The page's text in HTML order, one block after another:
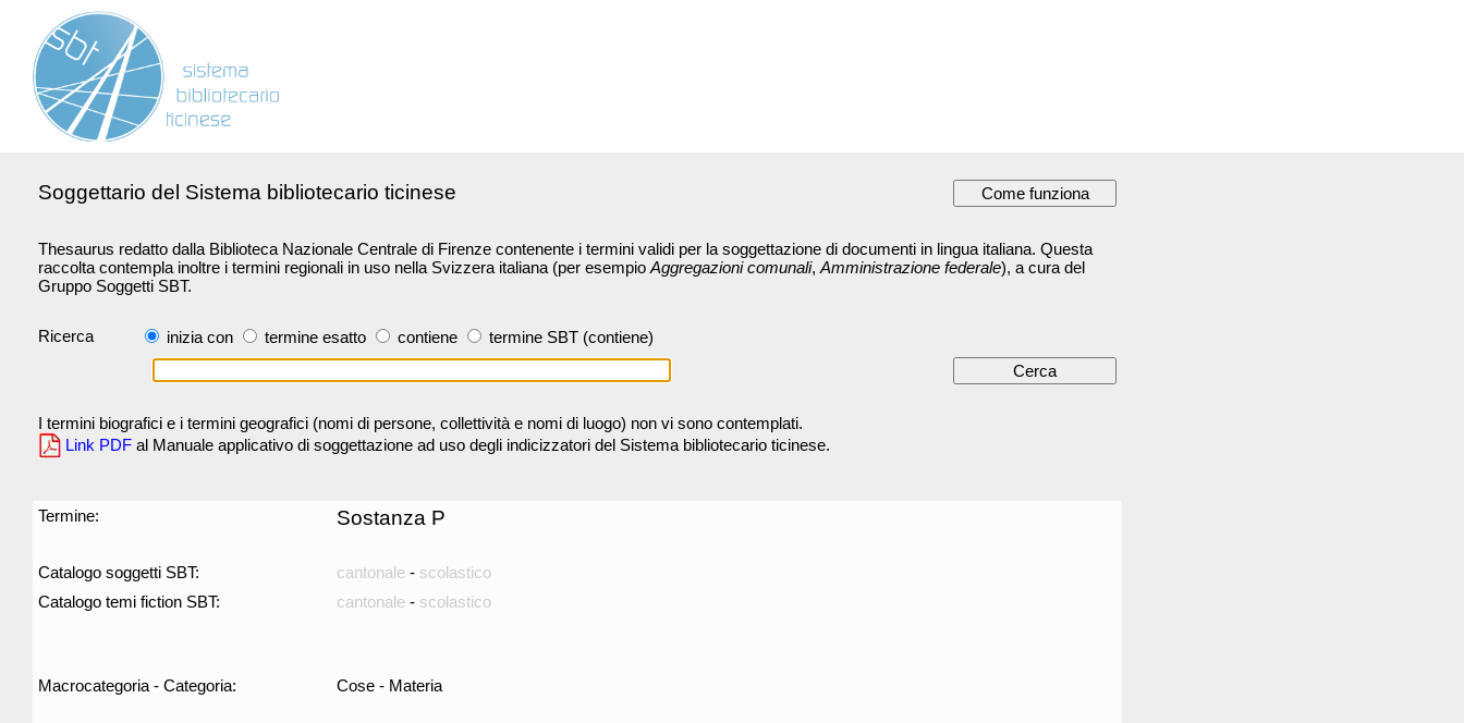
Soggettario del Sistema bibliotecario ticinese
Thesaurus redatto dalla Biblioteca Nazionale Centrale di Firenze contenente i termini validi per la soggettazione di documenti in lingua italiana. Questa
raccolta contempla inoltre i termini regionali in uso nella Svizzera italiana (per esempio Aggregazioni comunali, Amministrazione federale), a cura del
Gruppo Soggetti SBT.
Ricerca inizia con termine esatto contiene termine SBT (contiene)
I termini biografici e i termini geografici (nomi di persone, collettività e nomi di luogo) non vi sono contemplati.
Link PDF al Manuale applicativo di soggettazione ad uso degli indicizzatori del Sistema bibliotecario ticinese.
Termine: Sostanza P
Catalogo soggetti SBT: cantonale - scolastico
Catalogo temi fiction SBT:
cantonale - scolastico
Macrocategoria - Categoria: Cose - Materia